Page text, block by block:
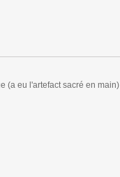
(a eu l'artefact sacré en